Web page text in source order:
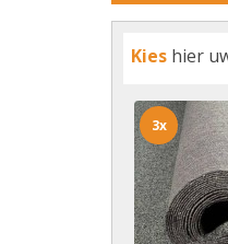
Kies hier
3x